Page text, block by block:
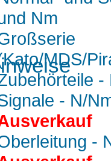
Nm
MDS/
-
- N/
-